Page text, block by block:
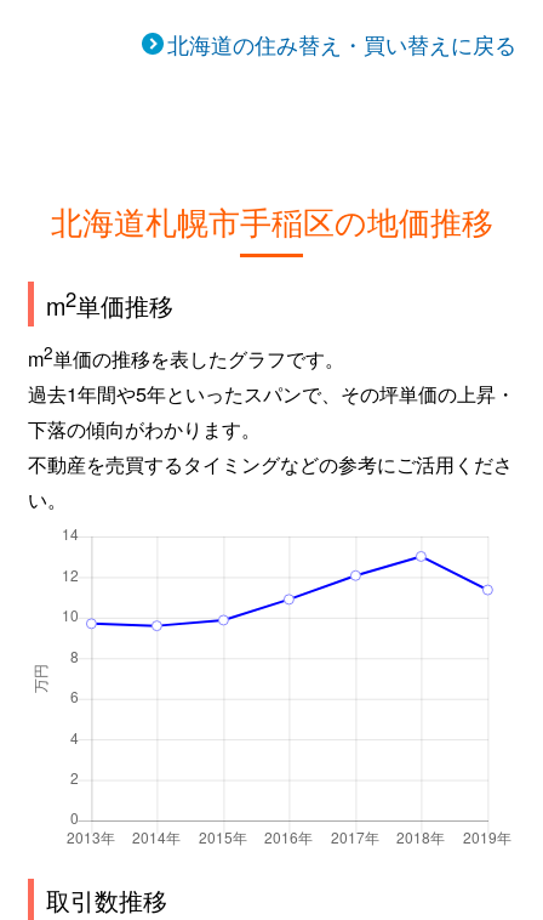
北海道の住み替え・買い替えに戻る
北海道札幌市手稲区の地価推移
m2単価推移
m2単価の推移を表したグラフです。
過去1年間や5年といったスパンで、その坪単価の上昇・
下落の傾向がわかります。
不動産を売買するタイミングなどの参考にご活用くださ
い。
取引数推移